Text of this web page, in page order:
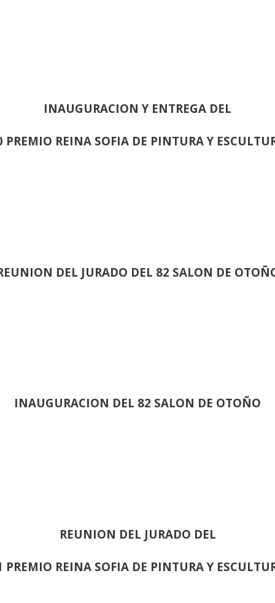
INAUGURACION Y ENTREGA DEL
PREMIO REINA SOFIA DE PINTURA Y
DEL JURADO DEL 82 SALON DE
INAUGURACION DEL 82 SALON DE OTOÑO
REUNION DEL JURADO DEL
PREMIO REINA SOFIA DE PINTURA Y